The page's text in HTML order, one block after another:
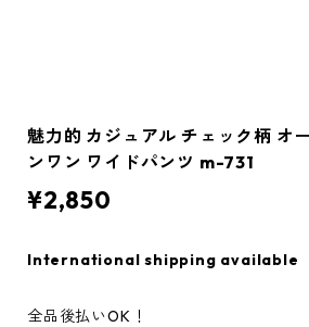
魅力的 カジュアル チェック柄 オ
ンワン ワイドパンツ m-731
¥2,850
International shipping available
全品後払いOK！